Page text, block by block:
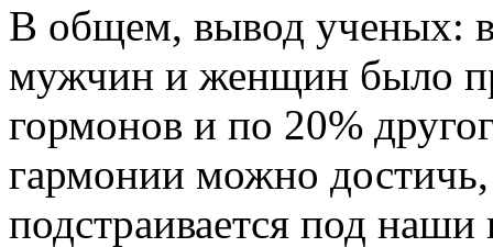
В общем, вывод ученых:
мужчин и женщин было
гормонов и по 20%
гармонии можно
подстраивается под